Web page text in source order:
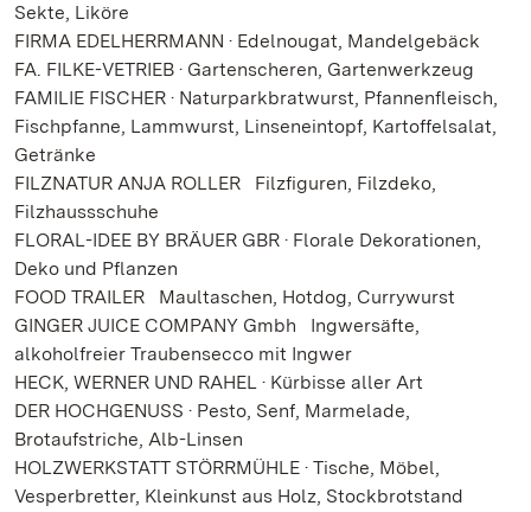
Sekte, Liköre
FIRMA EDELHERRMANN · Edelnougat, Mandelgebäck
FA. FILKE-VETRIEB · Gartenscheren, Gartenwerkzeug
FAMILIE FISCHER · Naturparkbratwurst, Pfannenfleisch,
Fischpfanne, Lammwurst, Linseneintopf, Kartoffelsalat,
Getränke
FILZNATUR ANJA ROLLER Filzfiguren, Filzdeko,
Filzhaussschuhe
FLORAL-IDEE BY BRÄUER GBR · Florale Dekorationen,
Deko und Pflanzen
FOOD TRAILER Maultaschen, Hotdog, Currywurst
GINGER JUICE COMPANY Gmbh Ingwersäfte,
alkoholfreier Traubensecco mit Ingwer
HECK, WERNER UND RAHEL · Kürbisse aller Art
DER HOCHGENUSS · Pesto, Senf, Marmelade,
Brotaufstriche, Alb-Linsen
HOLZWERKSTATT STÖRRMÜHLE · Tische, Möbel,
Vesperbretter, Kleinkunst aus Holz, Stockbrotstand